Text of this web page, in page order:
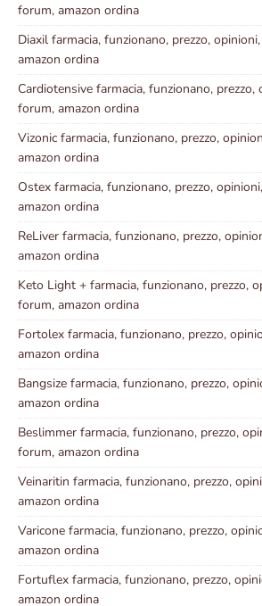
forum, amazon ordina
Diaxil farmacia, funzionano, prezzo,
amazon ordina
Cardiotensive farmacia, funzionano, prezzo,
forum, amazon ordina
Vizonic farmacia, funzionano, prezzo,
amazon ordina
Ostex farmacia, funzionano, prezzo,
amazon ordina
ReLiver farmacia, funzionano, prezzo,
amazon ordina
Keto Light + farmacia, funzionano, prezzo,
forum, amazon ordina
Fortolex farmacia, funzionano, prezzo,
amazon ordina
Bangsize farmacia, funzionano, prezzo,
amazon ordina
Beslimmer farmacia, funzionano, prezzo,
forum, amazon ordina
Veinaritin farmacia, funzionano, prezzo,
amazon ordina
Varicone farmacia, funzionano, prezzo,
amazon ordina
Fortuflex farmacia, funzionano, prezzo,
amazon ordina